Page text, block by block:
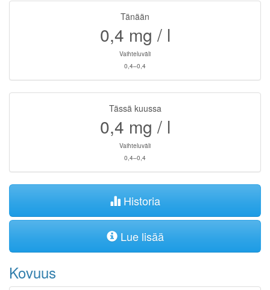
Tänään
0,4 mg / l
Vaihteluväli
0,4–0,4
Tässä kuussa
0,4 mg / l
Vaihteluväli
0,4–0,4
Historia
Lue lisää
Kovuus